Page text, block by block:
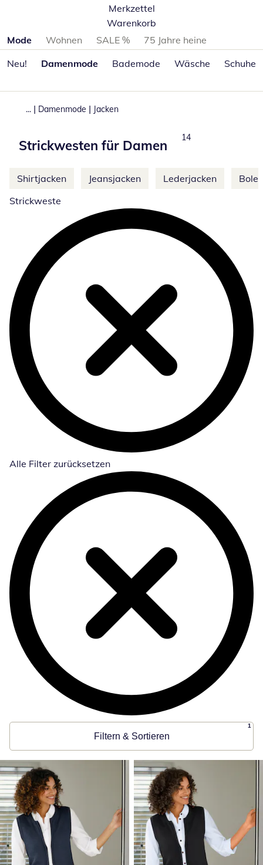
Merkzettel
Warenkorb
Produktkategorien überspringen
Mode Wohnen SALE %
75 Jahre heine
Neu!
Damenmode Bademode Wäsche Schuhe
... | Damenmode | Jacken
Strickwesten für Damen
Produkte
14
Weitere Kategorien überspringen
Shirtjacken Jeansjacken Lederjacken
Strickweste
Alle Filter zurücksetzen
Filtern & Sortieren
1